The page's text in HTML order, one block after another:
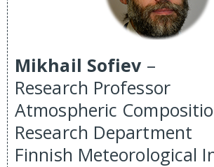
Mikhail Sofiev –
Research Professor
Atmospheric
Research Department
Finnish Meteorological